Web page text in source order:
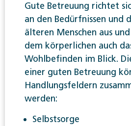
Gute Betreuung richtet
an den Bedürfnissen und
älteren Menschen aus
dem körperlichen auch
Wohlbefinden im Blick.
einer guten Betreuung
Handlungsfeldern
werden:
Selbstsorge